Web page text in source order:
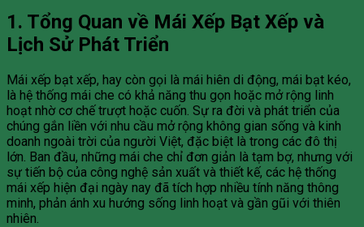
1. Tổng Quan về Mái Xếp Bạt Xếp và
Lịch Sử Phát Triển
Mái xếp bạt xếp, hay còn gọi là mái hiên di động, mái bạt kéo,
là hệ thống mái che có khả năng thu gọn hoặc mở rộng linh
hoạt nhờ cơ chế trượt hoặc cuốn. Sự ra đời và phát triển của
chúng gắn liền với nhu cầu mở rộng không gian sống và kinh
doanh ngoài trời của người Việt, đặc biệt là trong các đô thị
lớn. Ban đầu, những mái che chỉ đơn giản là tạm bợ, nhưng với
sự tiến bộ của công nghệ sản xuất và thiết kế, các hệ thống
mái xếp hiện đại ngày nay đã tích hợp nhiều tính năng thông
minh, phản ánh xu hướng sống linh hoạt và gần gũi với thiên
nhiên.